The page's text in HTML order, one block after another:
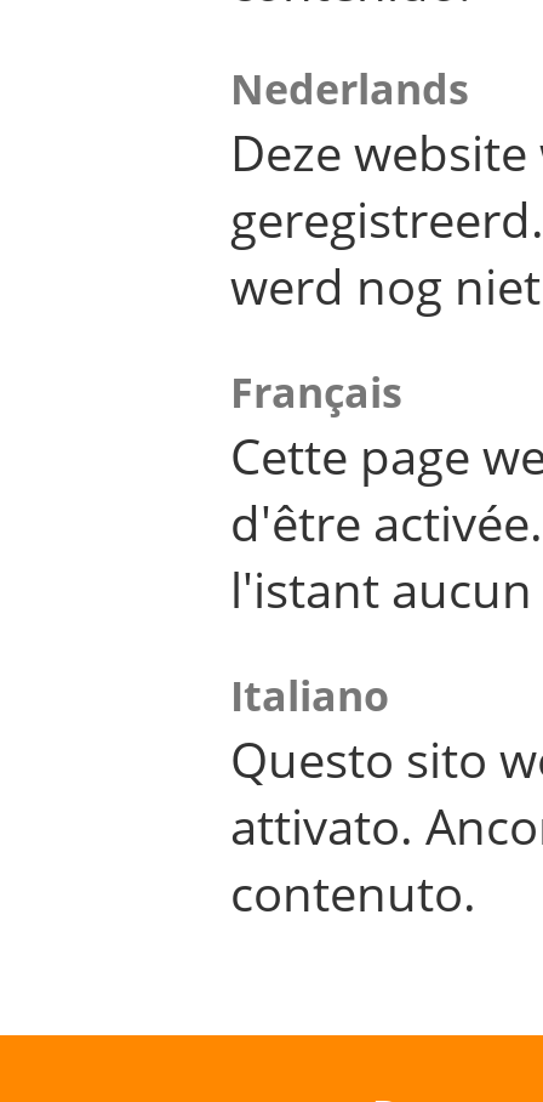
Nederlands
Deze
werd nog
Français
Cette page
d'être
l'istant
Italiano
Questo sito
attivato.
contenuto.